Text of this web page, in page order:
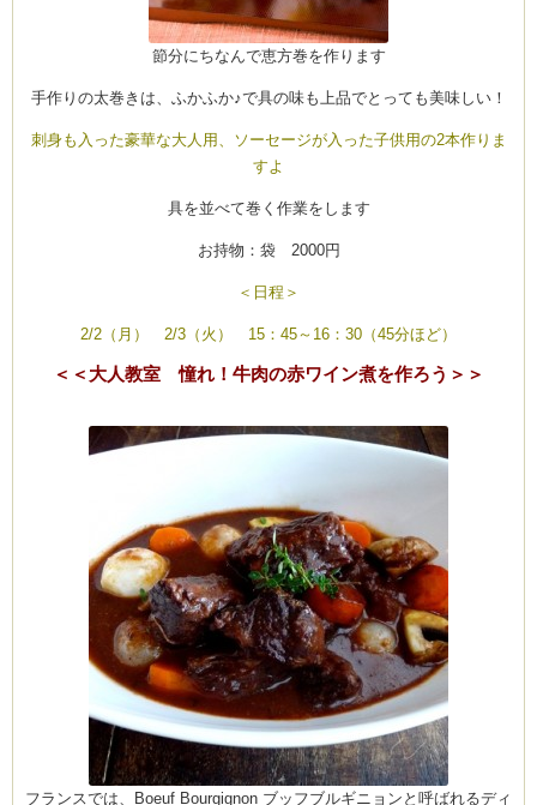
節分にちなんで恵方巻を作ります
手作りの太巻きは、ふかふか♪で具の味も上品でとっても美味しい！
刺身も入った豪華な大人用、ソーセージが入った子供用の2本作りま
すよ
具を並べて巻く作業をします
お持物：袋 2000円
＜日程＞
2/2（月） 2/3（火） 15：45～16：30（45分ほど）
＜＜大人教室 憧れ！牛肉の赤ワイン煮を作ろう＞＞
フランスでは、Boeuf Bourgignon ブッフブルギニョンと呼ばれるディ